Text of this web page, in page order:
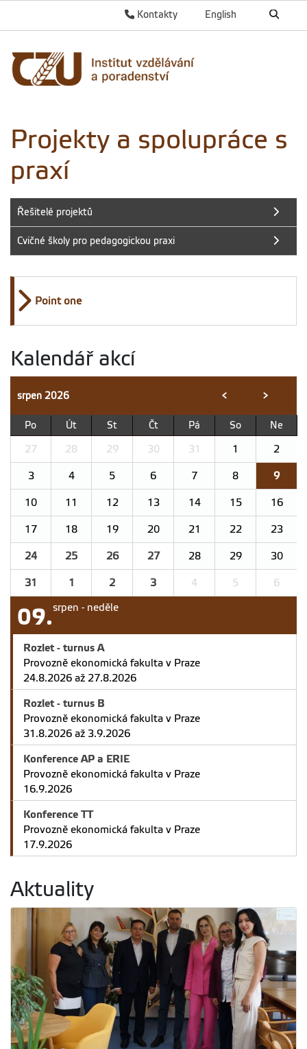
English
Kontakty
Projekty a spolupráce s
praxí
Řešitelé projektů
Cvičné školy pro pedagogickou praxi
Point one
Kalendář akcí
srpen 2026 < >
Po Út St Čt Pá So Ne
27 28 29 30 31 1 2
3 4 5 6 7 8 9
10 11 12 13 14 15 16
17 18 19 20 21 22 23
24 25 26 27 28 29 30
31 1 2 3 4 5 6
09.srpen - neděle
Rozlet - turnus A
Provozně ekonomická fakulta v Praze
24.8.2026 až 27.8.2026
Rozlet - turnus B
Provozně ekonomická fakulta v Praze
31.8.2026 až 3.9.2026
Konference AP a ERIE
Provozně ekonomická fakulta v Praze
16.9.2026
Konference TT
Provozně ekonomická fakulta v Praze
17.9.2026
Aktuality